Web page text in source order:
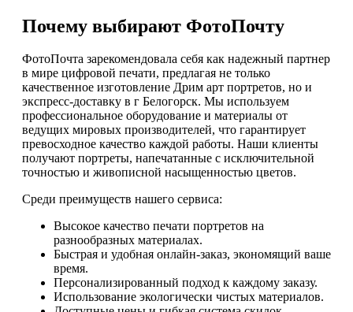
Почему выбирают ФотоПочту
ФотоПочта зарекомендовала себя как надежный партнер
в мире цифровой печати, предлагая не только
качественное изготовление Дрим арт портретов, но и
экспресс-доставку в г Белогорск. Мы используем
профессиональное оборудование и материалы от
ведущих мировых производителей, что гарантирует
превосходное качество каждой работы. Наши клиенты
получают портреты, напечатанные с исключительной
точностью и живописной насыщенностью цветов.
Среди преимуществ нашего сервиса:
Высокое качество печати портретов на
разнообразных материалах.
Быстрая и удобная онлайн-заказ, экономящий ваше
время.
Персонализированный подход к каждому заказу.
Использование экологически чистых материалов.